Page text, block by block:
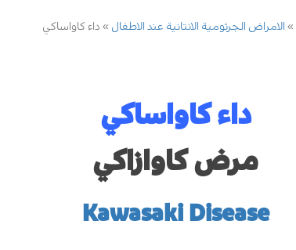
الامراض الجرثومية الانتانية عند الاطفال داء كاواساكي
د اء كاواساكي
مرض كاوازاكي
Kawasaki Disease